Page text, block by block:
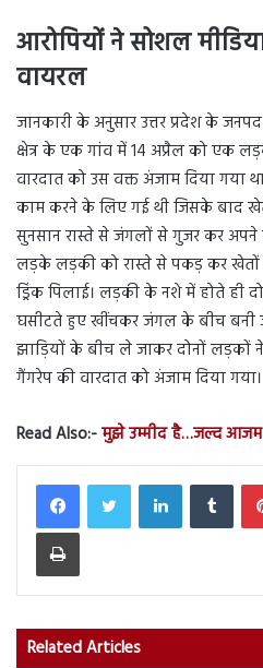
आरोपियों ने सोशल
वायरल
जानकारी के अनुसार उत्तर प्रदेश के
क्षेत्र के एक गांव में 14 अप्रैल को एक
वारदात को उस वक्त अंजाम दिया
काम करने के लिए गई थी जिसके बाद
सुनसान रास्ते से जंगलों से गुजर कर अपने
लड़के लड़की को रास्ते से पकड़ कर
ड्रिंक पिलाई। लड़की के नशे में होते ही
घसीटते हुए खींचकर जंगल के बीच बनी
झाड़ियों के बीच ले जाकर दोनों लड़कों
गैंगरेप की वारदात को अंजाम दिया गया।
Read Also:-मुझे उम्मीद है…जल्द
LinkedIn
Print
Related Articles